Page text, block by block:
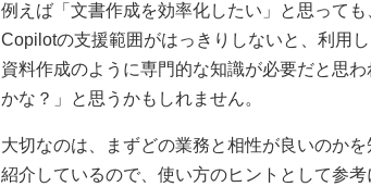
例えば「文書作成を効率化したい」と思って
Copilotの支援範囲がはっきりしないと、利用
資料作成のように専門的な知識が必要だと思
かな？」と思うかもしれません。
大切なのは、まずどの業務と相性が良いのか
紹介しているので、使い方のヒントとして参考